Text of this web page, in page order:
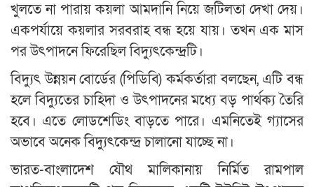
খুলতে না পারায় কয়লা আমদানি নিয়ে জটিলতা দেখা দেয়।
একপর্যায়ে কয়লার সরবরাহ বন্ধ হয়ে যায়। তখন এক মাস
পর উৎপাদনে ফিরেছিল বিদ্যুৎকেন্দ্রটি।
বিদ্যুৎ উন্নয়ন বোর্ডের (পিডিবি) কর্মকর্তারা বলছেন, এটি বন্ধ
হলে বিদ্যুতের চাহিদা ও উৎপাদনের মধ্যে বড় পার্থক্য তৈরি
হবে। এতে লোডশেডিং বাড়তে পারে। এমনিতেই গ্যাসের
অভাবে অনেক বিদ্যুৎকেন্দ্র চালানো যাচ্ছে না।
ভারত-বাংলাদেশ যৌথ মালিকানায় নির্মিত রামপাল